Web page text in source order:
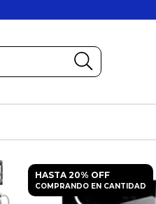
HASTA 20% OFF
COMPRANDO EN CANTIDAD